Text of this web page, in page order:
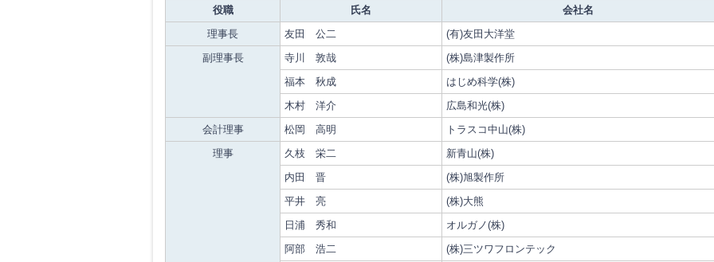
役職 氏名
会社名
理事長
友田 公二
(有)友田大洋堂
副理事長
寺川 敦哉
(株)島津製作所
福本 秋成
はじめ科学(株)
木村 洋介
広島和光(株)
会計理事
松岡 高明
トラスコ中山(株)
理事
久枝 栄二
新青山(株)
内田 晋
(株)旭製作所
平井 亮
(株)大熊
日浦 秀和
オルガノ(株)
阿部 浩二
(株)三ツワフロンテック